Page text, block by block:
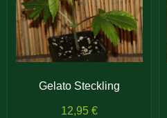
Gelato Steckling
12,95 €